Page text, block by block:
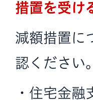
措置を受け
減額措置に
認ください。
・住宅金融